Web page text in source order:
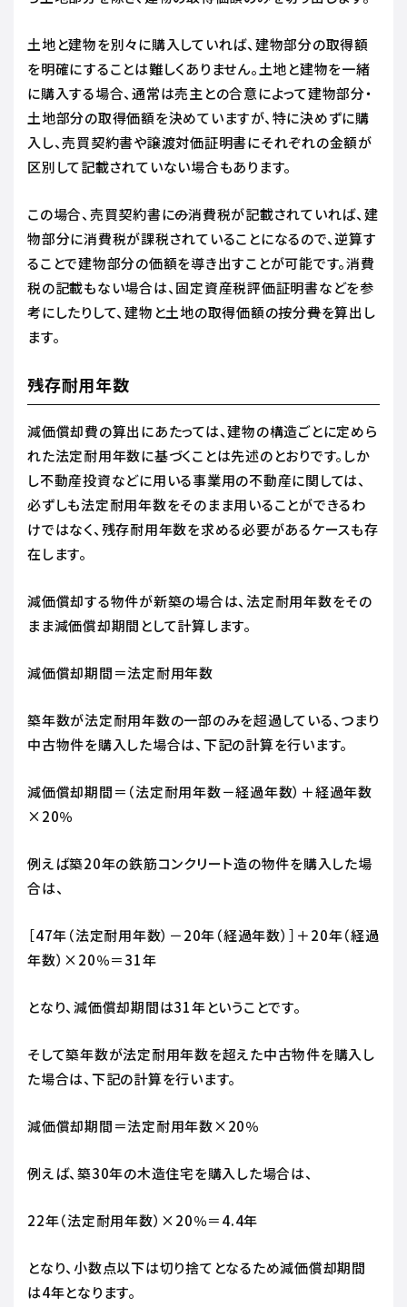
土地と建物を別々に購入していれば、建物部分の取得額
を明確にすることは難しくありません。土地と建物を一緒
に購入する場合、通常は売主との合意によって建物部分・
土地部分の取得価額を決めていますが、特に決めずに購
入し、売買契約書や譲渡対価証明書にそれぞれの金額が
区別して記載されていない場合もあります。
この場合、売買契約書にの消費税が記載されていれば、建
物部分に消費税が課税されていることになるので、逆算す
ることで建物部分の価額を導き出すことが可能です。消費
税の記載もない場合は、固定資産税評価証明書などを参
考にしたりして、建物と土地の取得価額の按分費を算出し
ます。
残存耐用年数
減価償却費の算出にあたっては、建物の構造ごとに定めら
れた法定耐用年数に基づくことは先述のとおりです。しか
し不動産投資などに用いる事業用の不動産に関しては、
必ずしも法定耐用年数をそのまま用いることができるわ
けではなく、残存耐用年数を求める必要があるケースも存
在します。
減価償却する物件が新築の場合は、法定耐用年数をその
まま減価償却期間として計算します。
減価償却期間＝法定耐用年数
築年数が法定耐用年数の一部のみを超過している、つまり
中古物件を購入した場合は、下記の計算を行います。
減価償却期間＝（法定耐用年数－経過年数）＋経過年数
×20％
例えば築20年の鉄筋コンクリート造の物件を購入した場
合は、
［47年（法定耐用年数）－20年（経過年数）］＋20年（経過
年数）×20％＝31年
となり、減価償却期間は31年ということです。
そして築年数が法定耐用年数を超えた中古物件を購入し
た場合は、下記の計算を行います。
減価償却期間＝法定耐用年数×20％
例えば、築30年の木造住宅を購入した場合は、
22年（法定耐用年数）×20％＝4.4年
となり、小数点以下は切り捨てとなるため減価償却期間
は4年となります。